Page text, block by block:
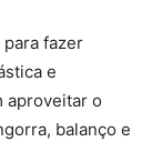
fazer
e
aproveitar o
balanço e